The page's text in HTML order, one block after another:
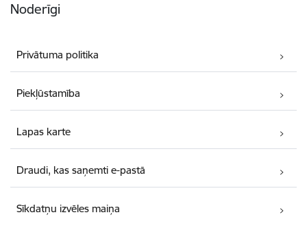
Noderīgi
Privātuma politika
Piekļūstamība
Lapas karte
Draudi, kas saņemti e-pastā
Sīkdatņu izvēles maiņa